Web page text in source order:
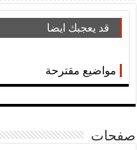
قد يعجبك ايضا
مواضيع مقترحة
صفحات